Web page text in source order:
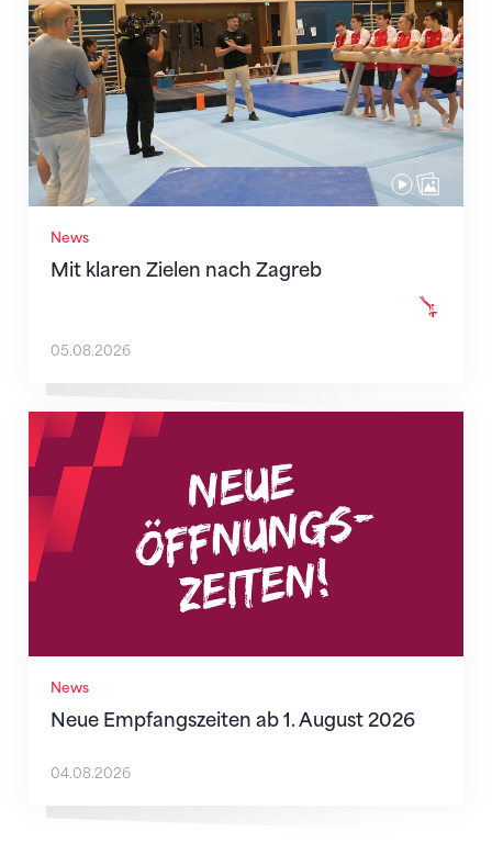
News
Mit klaren Zielen nach Zagreb
05.08.2026
News
Neue Empfangszeiten ab 1. August 2026
Neue Empfangszeiten ab 1. August 2026
04.08.2026